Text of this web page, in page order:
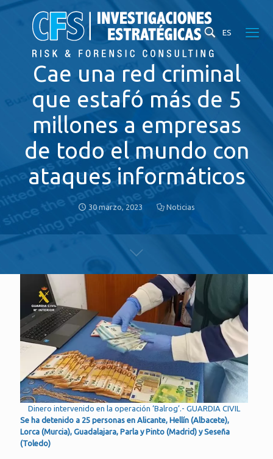
ES
Cae una red criminal
que estafó más de 5
millones a empresas
de todo el mundo con
ataques informáticos
30 marzo, 2023 Noticias
Dinero intervenido en la operación ‘Balrog’.- GUARDIA CIVIL
Se ha detenido a 25 personas en Alicante, Hellín (Albacete),
Lorca (Murcia), Guadalajara, Parla y Pinto (Madrid) y Seseña
(Toledo)